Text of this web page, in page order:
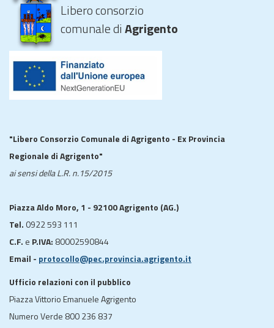
Libero consorzio
comunale diAgrigento
"Libero Consorzio Comunale di Agrigento - Ex Provincia
Regionale di Agrigento"
ai sensi della L.R. n.15/2015
Piazza Aldo Moro, 1 - 92100 Agrigento (AG.)
Tel. 0922 593 111
C.F. e P.IVA: 80002590844
Email - protocollo@pec.provincia.agrigento.it
Ufficio relazioni con il pubblico
Piazza Vittorio Emanuele Agrigento
Numero Verde 800 236 837